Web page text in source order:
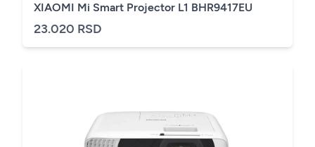
XIAOMI Mi Smart Projector L1 BHR9417EU
23.020 RSD